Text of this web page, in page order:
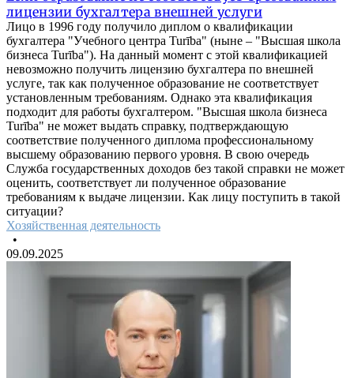
лицензии бухгалтера внешней услуги
Лицо в 1996 году получило диплом о квалификации
бухгалтера "Учебного центра Turība" (ныне – "Высшая школа
бизнеса Turība"). На данный момент с этой квалификацией
невозможно получить лицензию бухгалтера по внешней
услуге, так как полученное образование не соответствует
установленным требованиям. Однако эта квалификация
подходит для работы бухгалтером. "Высшая школа бизнеса
Turība" не может выдать справку, подтверждающую
соответствие полученного диплома профессиональному
высшему образованию первого уровня. В свою очередь
Служба государственных доходов без такой справки не может
оценить, соответствует ли полученное образование
требованиям к выдаче лицензии. Как лицу поступить в такой
ситуации?
Хозяйственная деятельность
•
09.09.2025